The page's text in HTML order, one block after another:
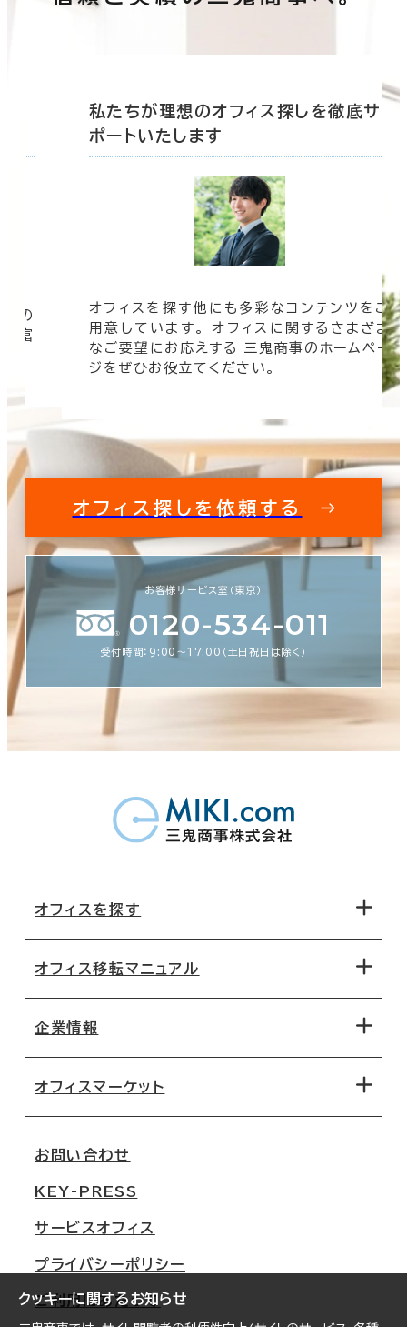
クッキーに関するお知らせ
の
豊富
私たちが理想のオフィス探しを徹底サ
ポートいたします
オフィスを探す他にも多彩なコンテンツをご
用意しています。 オフィスに関するさまざま
なご要望にお応えする 三鬼商事のホームペー
ジをぜひお役立てください。
オフィス探しを依頼する
お客様サービス室（東京）
0120-534-011
受付時間：9:00〜17:00（土日祝日は除く）
オフィスを探す
地図から探す
路線・駅から探す
オフィス移転マニュアル
移転コストシミュレーション
移転スケジュール
オフィス移転Q&A
企業情報
オフィスマーケット
大阪
名古屋
札幌
仙台
お問い合わせ
KEY-PRESS
サービスオフィス
プライバシーポリシー
ご利用にあたって